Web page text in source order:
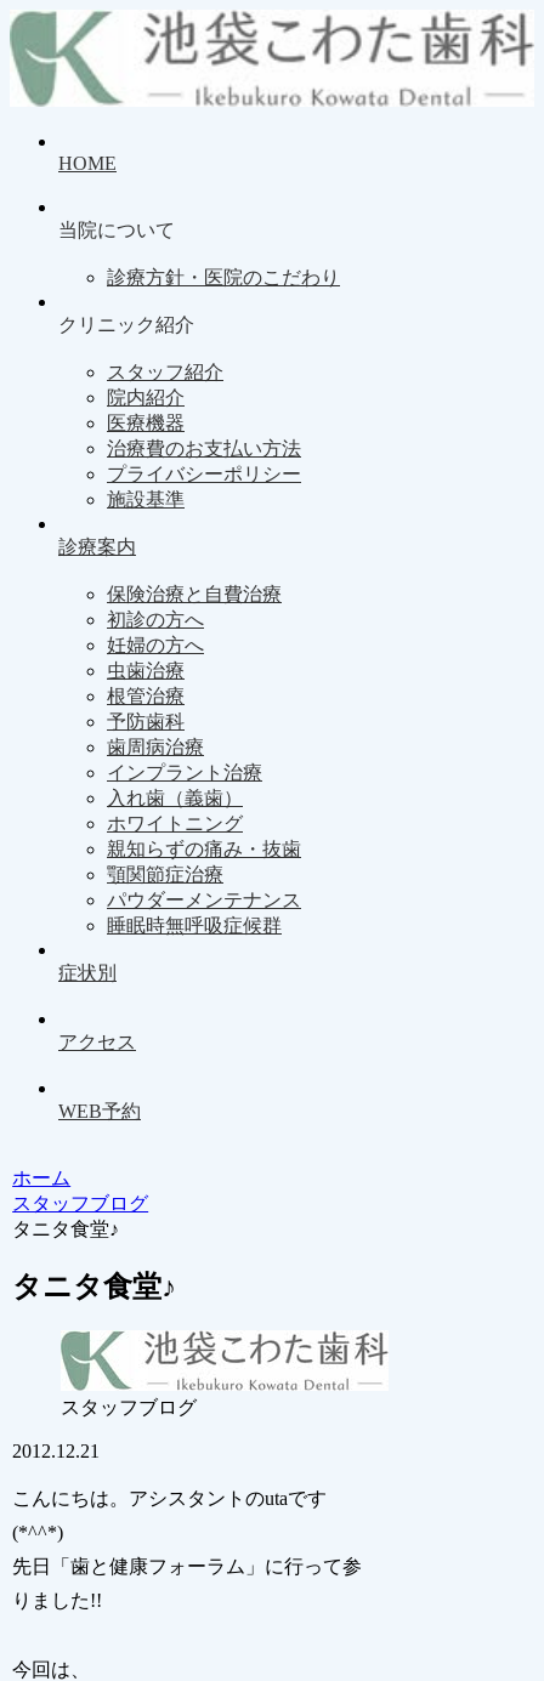
HOME
当院について
診療方針・医院のこだわり
クリニック紹介
スタッフ紹介
院内紹介
医療機器
治療費のお支払い方法
プライバシーポリシー
施設基準
診療案内
保険治療と自費治療
初診の方へ
妊婦の方へ
虫歯治療
根管治療
予防歯科
歯周病治療
インプラント治療
入れ歯（義歯）
ホワイトニング
親知らずの痛み・抜歯
顎関節症治療
パウダーメンテナンス
睡眠時無呼吸症候群
症状別
アクセス
WEB予約
ホーム
スタッフブログ
タニタ食堂♪
タニタ食堂♪
スタッフブログ
2012.12.21
こんにちは。アシスタントのutaです
(*^^*)
先日「歯と健康フォーラム」に行って参
りました!!
今回は、